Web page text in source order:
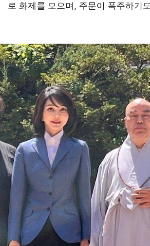
로 화제를 모으며, 주문이 폭주하기